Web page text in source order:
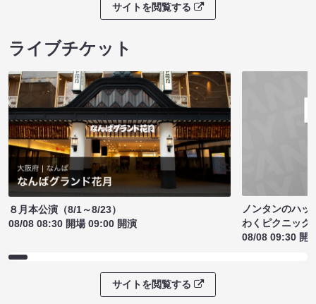
サイトを閲覧する
ライブチケット
８月本公演（8/1～8/23）
08/08 08:30 開場 09:00 開演
ノンタンのハッ
わくピクニック
08/08 09:30 開
サイトを閲覧する